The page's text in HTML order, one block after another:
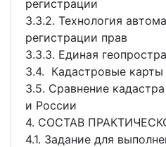
регистрации
3.3.2. Технология
регистрации прав
3.3.3. Единая
3.4. Кадастровые карты
3.5. Сравнение
и России
4. СОСТАВ
4.1. Задание для